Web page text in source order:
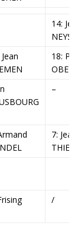
14: Jean
NEYS
18:
–
7: Jean
/